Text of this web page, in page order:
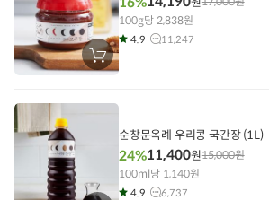
장
바
에
100g당 2,838원
4.9 11,247
순창문옥례 우리콩 국간장 (1L)
24%11,400원15,000원
100ml당 1,140원
4.9 6,737